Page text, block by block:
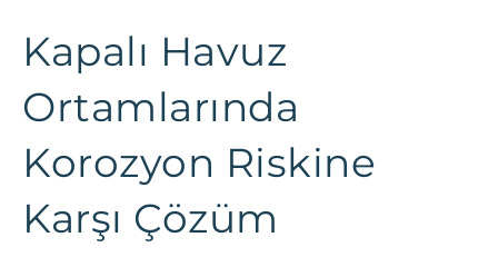
Kapalı Havuz
Ortamlarında
Korozyon Riskine
Karşı Çözüm